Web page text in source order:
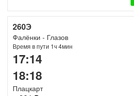
260Э
Фалёнки - Глазов
Время в пути 1ч 4мин
17:14
18:18
Плацкарт